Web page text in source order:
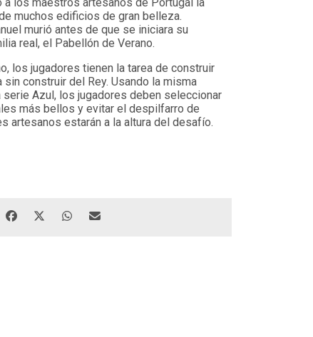
muchos edificios de gran belleza.
murió antes de que se iniciara su
real, el Pabellón de Verano.
los jugadores tienen la tarea de construir
construir del Rey. Usando la misma
Azul, los jugadores deben seleccionar
más bellos y evitar el despilfarro de
artesanos estarán a la altura del desafío.